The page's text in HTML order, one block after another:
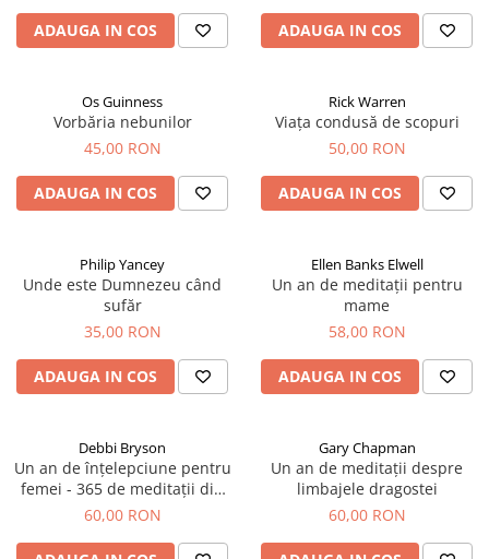
ADAUGA IN COS ADAUGA IN COS
Os Guinness
Vorbăria nebunilor
45,00 RON
ADAUGA IN COS
Rick Warren
Viața condusă de scopuri
50,00 RON
ADAUGA IN COS
Philip Yancey
Unde este Dumnezeu când
sufăr
35,00 RON
ADAUGA IN COS
Ellen Banks Elwell
Un an de meditații pentru
mame
58,00 RON
ADAUGA IN COS
Debbi Bryson
Un an de înțelepciune pentru
femei - 365 de meditații din
Proverbe
60,00 RON
Gary Chapman
Un an de meditații despre
limbajele dragostei
60,00 RON